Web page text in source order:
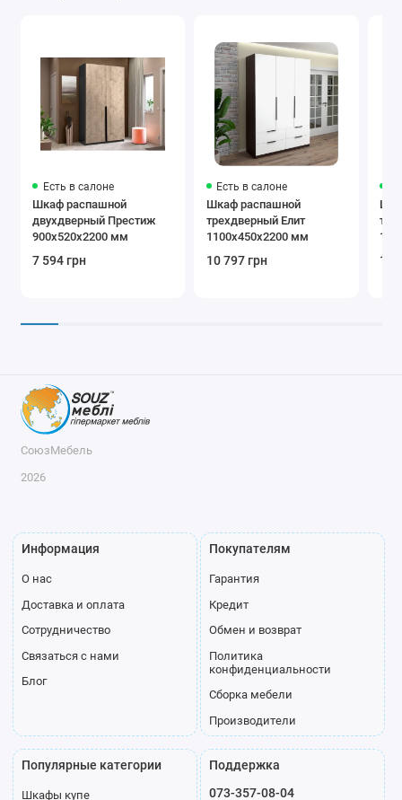
Есть в салоне
Шкаф распашной
двухдверный Престиж
900х520х2200 мм
7 594 грн
Есть в салоне
Шкаф распашной
трехдверный Елит
1100х450х2200 мм
10 797 грн 11
СоюзМебель
2026
Информация
О нас
Доставка и оплата
Сотрудничество
Связаться с нами
Блог
Покупателям
Гарантия
Кредит
Обмен и возврат
Политика
конфиденциальности
Сборка мебели
Производители
Популярные категории
Шкафы купе
Поддержка
073-357-08-04